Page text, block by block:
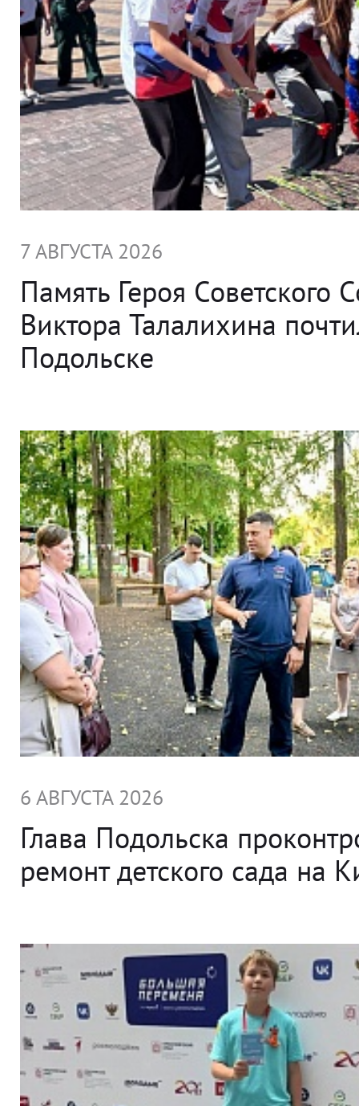
7 АВГУСТА 2026
Память Героя Советского
Виктора Талалихина
Подольске
6 АВГУСТА 2026
Глава Подольска
ремонт детского сада на